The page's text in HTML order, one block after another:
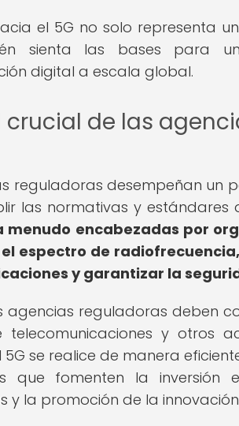
el 5G no solo representa
sienta las bases para
digital a escala global.
crucial de las
reguladoras desempeñan un
las normativas y estándares
menudo encabezadas por
espectro de
y garantizar la
agencias reguladoras deben
telecomunicaciones y otros
5G se realice de manera
que fomenten la inversión
y la promoción de la